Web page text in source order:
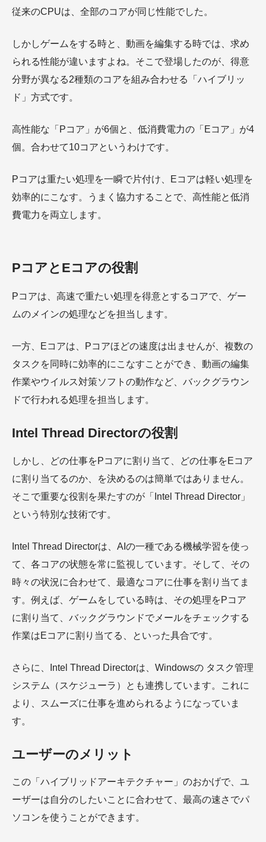
従来のCPUは、全部のコアが同じ性能でした。
しかしゲームをする時と、動画を編集する時では、求め
られる性能が違いますよね。そこで登場したのが、得意
分野が異なる2種類のコアを組み合わせる「ハイブリッ
ド」方式です。
高性能な「Pコア」が6個と、低消費電力の「Eコア」が4
個。合わせて10コアというわけです。
Pコアは重たい処理を一瞬で片付け、Eコアは軽い処理を
効率的にこなす。うまく協力することで、高性能と低消
費電力を両立します。
PコアとEコアの役割
Pコアは、高速で重たい処理を得意とするコアで、ゲー
ムのメインの処理などを担当します。
一方、Eコアは、Pコアほどの速度は出ませんが、複数の
タスクを同時に効率的にこなすことができ、動画の編集
作業やウイルス対策ソフトの動作など、バックグラウン
ドで行われる処理を担当します。
Intel Thread Directorの役割
しかし、どの仕事をPコアに割り当て、どの仕事をEコア
に割り当てるのか、を決めるのは簡単ではありません。
そこで重要な役割を果たすのが「Intel Thread Director」
という特別な技術です。
Intel Thread Directorは、AIの一種である機械学習を使っ
て、各コアの状態を常に監視しています。そして、その
時々の状況に合わせて、最適なコアに仕事を割り当てま
す。例えば、ゲームをしている時は、その処理をPコア
に割り当て、バックグラウンドでメールをチェックする
作業はEコアに割り当てる、といった具合です。
さらに、Intel Thread Directorは、Windowsの タスク管理
システム（スケジューラ）とも連携しています。これに
より、スムーズに仕事を進められるようになっていま
す。
ユーザーのメリット
この「ハイブリッドアーキテクチャー」のおかげで、ユ
ーザーは自分のしたいことに合わせて、最高の速さでパ
ソコンを使うことができます。